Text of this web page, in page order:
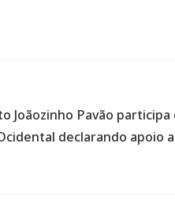
Joãozinho Pavão
declarando apoio